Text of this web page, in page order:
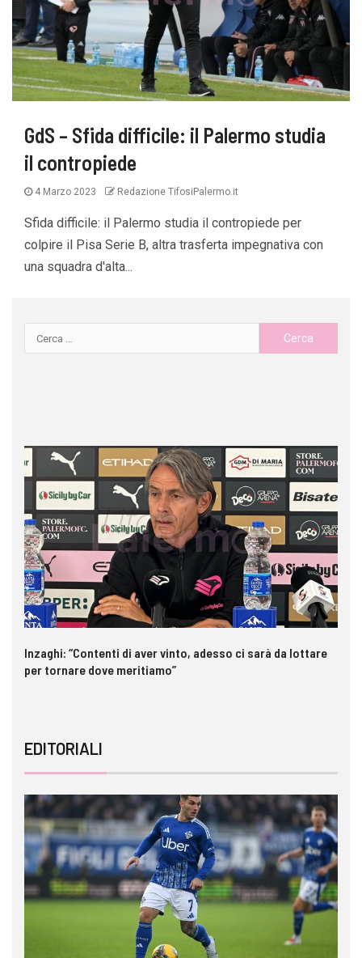
GdS – Sfida difficile: il Palermo studia
il contropiede
4 Marzo 2023 Redazione TifosiPalermo.it
Sfida difficile: il Palermo studia il contropiede per
colpire il Pisa Serie B, altra trasferta impegnativa con
una squadra d'alta...
Inzaghi: “Contenti di aver vinto, adesso ci sarà da lottare
per tornare dove meritiamo”
EDITORIALI